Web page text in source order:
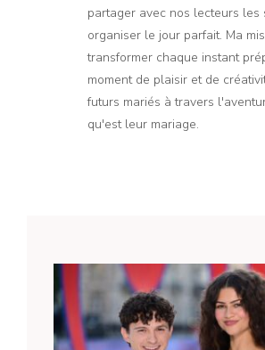
partager avec nos lecteurs les
organiser le jour parfait. Ma
transformer chaque instant
moment de plaisir et de
futurs mariés à travers
qu'est leur mariage.